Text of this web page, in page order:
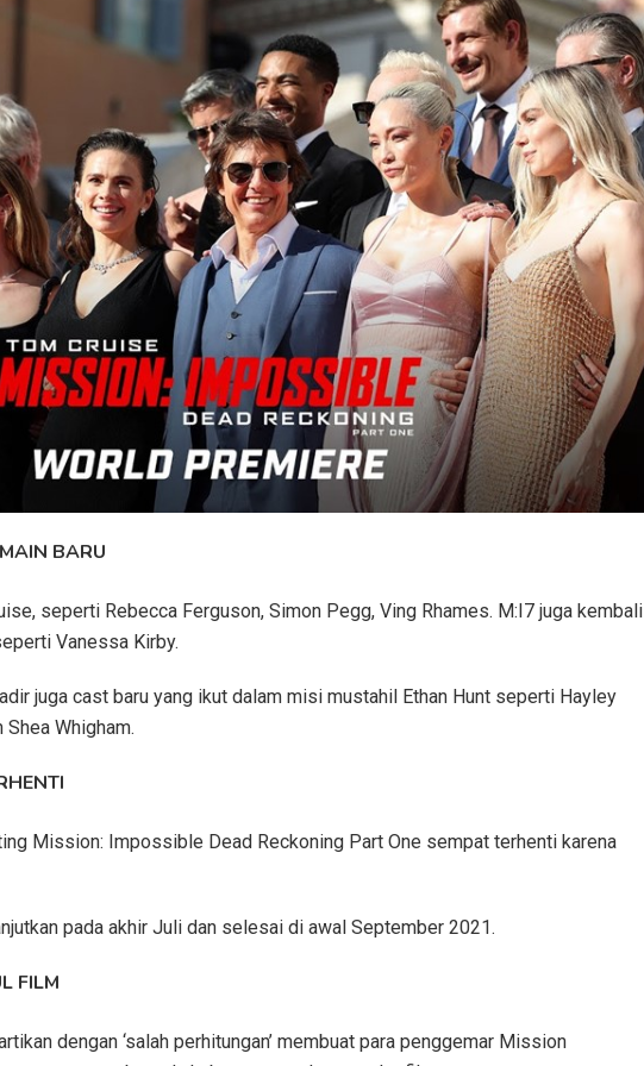
BARU
seperti Rebecca Ferguson, Simon Pegg, Ving Rhames. M:I7 juga kembali
Vanessa Kirby.
juga cast baru yang ikut dalam misi mustahil Ethan Hunt seperti Hayley
Whigham.
Mission: Impossible Dead Reckoning Part One sempat terhenti karena
pada akhir Juli dan selesai di awal September 2021.
FILM
dengan ‘salah perhitungan’ membuat para penggemar Mission